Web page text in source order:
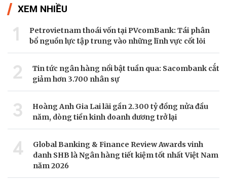
XEM NHIỀU
1
Petrovietnam thoái vốn tại PVcomBank: Tái phân
bổ nguồn lực tập trung vào những lĩnh vực cốt lõi
2
Tin tức ngân hàng nổi bật tuần qua: Sacombank cắt
giảm hơn 3.700 nhân sự
3
Hoàng Anh Gia Lai lãi gần 2.300 tỷ đồng nửa đầu
năm, dòng tiền kinh doanh dương trở lại
4
Global Banking & Finance Review Awards vinh
danh SHB là Ngân hàng tiết kiệm tốt nhất Việt Nam
năm 2026